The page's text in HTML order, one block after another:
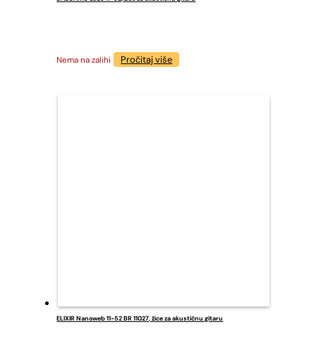
Nema na zalihi Pročitaj više
ELIXIR Nanoweb 11-52 BR 11027, žice za akustičnu gitaru